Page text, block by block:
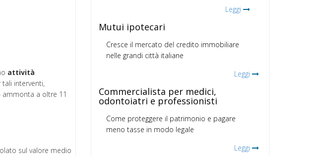
attività
tali interventi,
a oltre 11
sul valore medio
Leggi
Mutui ipotecari
Cresce il mercato del credito immobiliare
nelle grandi città italiane
Leggi
Commercialista per medici,
odontoiatri e professionisti
Come proteggere il patrimonio e pagare
meno tasse in modo legale
Leggi